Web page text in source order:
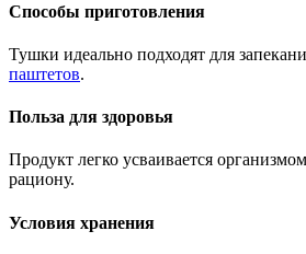
Способы приготовления
Тушки идеально подходят для
паштетов.
Польза для здоровья
Продукт легко усваивается
рациону.
Условия хранения